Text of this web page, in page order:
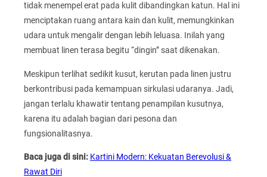
tidak menempel erat pada kulit dibandingkan katun. Hal ini
menciptakan ruang antara kain dan kulit, memungkinkan
udara untuk mengalir dengan lebih leluasa. Inilah yang
membuat linen terasa begitu “dingin” saat dikenakan.
Meskipun terlihat sedikit kusut, kerutan pada linen justru
berkontribusi pada kemampuan sirkulasi udaranya. Jadi,
jangan terlalu khawatir tentang penampilan kusutnya,
karena itu adalah bagian dari pesona dan
fungsionalitasnya.
Baca juga di sini: Kartini Modern: Kekuatan Berevolusi &
Rawat Diri